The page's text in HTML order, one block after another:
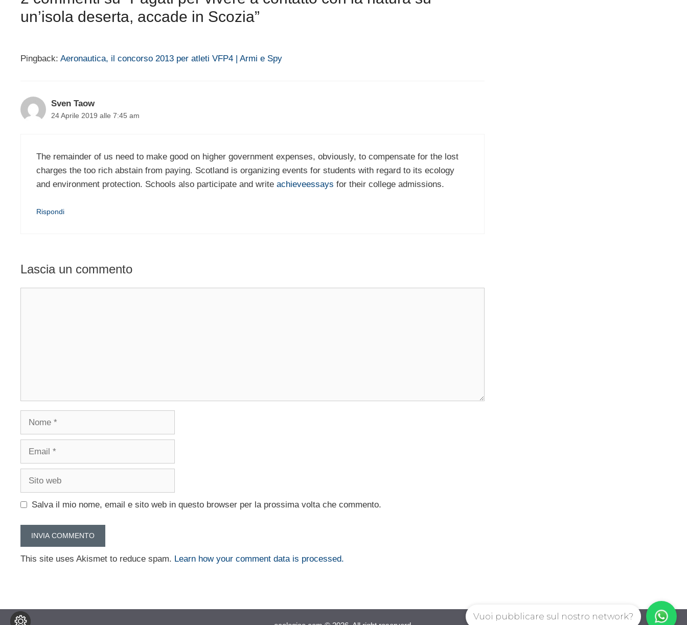
un’isola deserta, accade in Scozia”
Pingback: Aeronautica, il concorso 2013 per atleti VFP4 | Armi e Spy
Sven Taow
24 Aprile 2019 alle 7:45 am
The remainder of us need to make good on higher government expenses, obviously, to compensate for the lost
charges the too rich abstain from paying. Scotland is organizing events for students with regard to its ecology
and environment protection. Schools also participate and write achieveessays for their college admissions.
Rispondi
Lascia un commento
Nome
Email
Sito
Salva il mio nome, email e sito web in questo browser per la prossima volta che commento.
This site uses Akismet to reduce spam. Learn how your comment data is processed.
Vuoi pubblicare sul nostro network?